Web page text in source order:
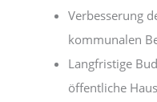
Verbesserung
kommunalen
Langfristige
öffentliche